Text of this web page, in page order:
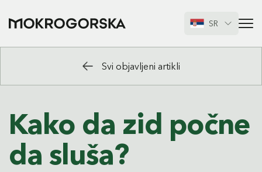
SR
Svi objavljeni artikli
Kako da zid počne
da sluša?